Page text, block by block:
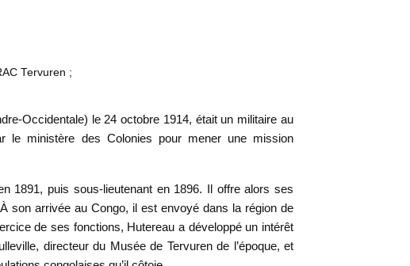
Tervuren ;
Occidentale) le 24 octobre 1914, était un militaire au
le ministère des Colonies pour mener une mission
1891, puis sous-lieutenant en 1896. Il offre alors ses
son arrivée au Congo, il est envoyé dans la région de
de ses fonctions, Hutereau a développé un intérêt
directeur du Musée de Tervuren de l’époque, et